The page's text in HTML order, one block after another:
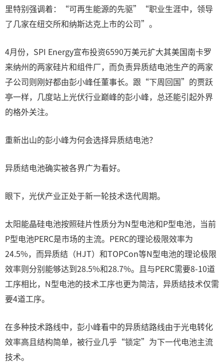
里特别强调着：“可再生能源的先驱”“职业生涯中，领导
了几家在纽交所和纳斯达克上市的公司”。
4月份，SPI Energy宣布投资6590万美元扩大其美国南卡罗
来纳州的两家硅片和组件厂，而负责异质结电池生产的两家
子公司则刚好都由彭小峰任董事长。跟“下周回国”的贾跃
亭一样，几度站上光伏行业巅峰的彭小峰，总还能引起外界
的格外关注。
重新出山的彭小峰为何会选择异质结电池？
异质结电池确实被各界广为看好。
眼下，光伏产业正处于新一轮技术迭代周期。
太阳能晶硅电池按照硅片性质分为N型电池和P型电池，当前
P型电池PERC是市场的主流。PERC的理论极限效率为
24.5%，而异质结（HJT）和TOPCon等N型电池的理论极限
效率则分别能够达到28.5%和28.7%。且与PERC需要8-10道
工序相比，N型电池的技术工序也更为简洁，异质结技术仅需
要4道工序。
在多种技术路线中，彭小峰看中的异质结路线由于光电转化
效率高且结构简单，被行业几乎“锁定”为下一代电池主流
技术。